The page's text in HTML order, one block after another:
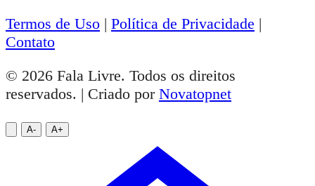
Termos de Uso | Política de Privacidade |
Contato
© 2026 Fala Livre. Todos os direitos
reservados. | Criado por Novatopnet
A- A+